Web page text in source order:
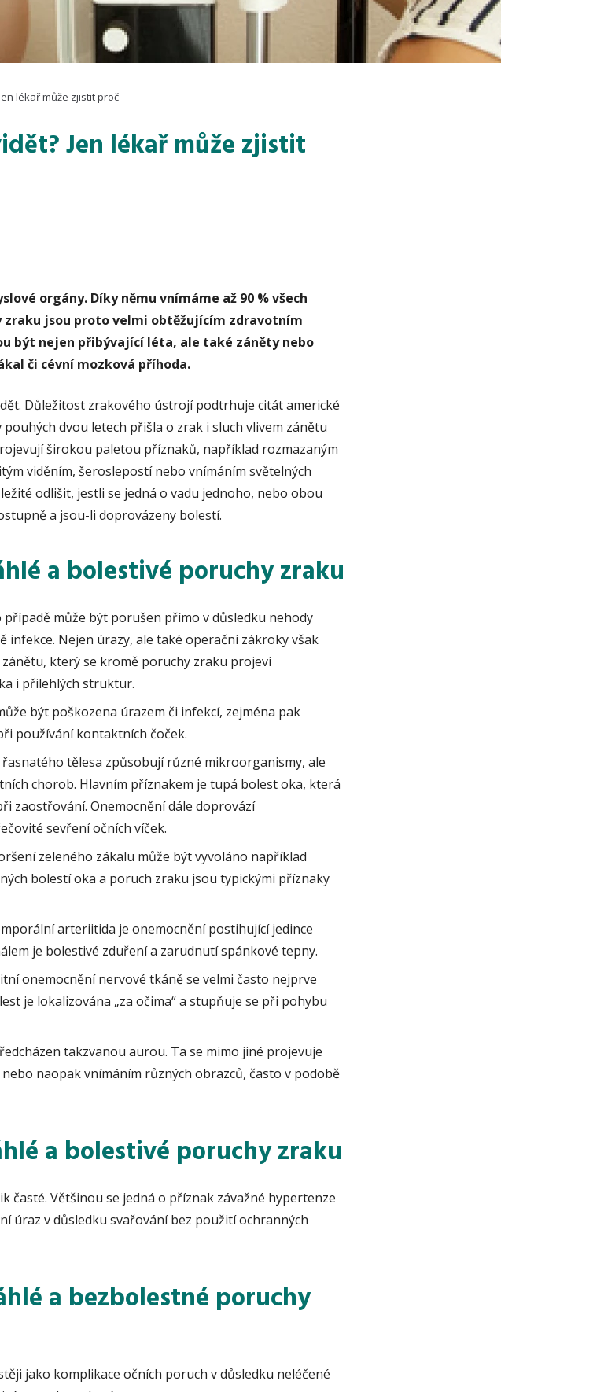
lékař může zjistit proč
Jen lékař může zjistit
orgány. Díky němu vnímáme až 90 % všech
zraku jsou proto velmi obtěžujícím zdravotním
být nejen přibývající léta, ale také záněty nebo
či cévní mozková příhoda.
Důležitost zrakového ústrojí podtrhuje citát americké
dvou letech přišla o zrak i sluch vlivem zánětu
širokou paletou příznaků, například rozmazaným
viděním, šeroslepostí nebo vnímáním světelných
odlišit, jestli se jedná o vadu jednoho, nebo obou
a jsou-li doprovázeny bolestí.
a bolestivé poruchy zraku
může být porušen přímo v důsledku nehody
infekce. Nejen úrazy, ale také operační zákroky však
který se kromě poruchy zraku projeví
i přilehlých struktur.
být poškozena úrazem či infekcí, zejména pak
používání kontaktních čoček.
tělesa způsobují různé mikroorganismy, ale
chorob. Hlavním příznakem je tupá bolest oka, která
zaostřování. Onemocnění dále doprovází
sevření očních víček.
zeleného zákalu může být vyvoláno například
bolestí oka a poruch zraku jsou typickými příznaky
arteriitida je onemocnění postihující jedince
je bolestivé zduření a zarudnutí spánkové tepny.
onemocnění nervové tkáně se velmi často nejprve
je lokalizována „za očima“ a stupňuje se při pohybu
takzvanou aurou. Ta se mimo jiné projevuje
naopak vnímáním různých obrazců, často v podobě
a bolestivé poruchy zraku
časté. Většinou se jedná o příznak závažné hypertenze
úraz v důsledku svařování bez použití ochranných
a bezbolestné poruchy
jako komplikace očních poruch v důsledku neléčené